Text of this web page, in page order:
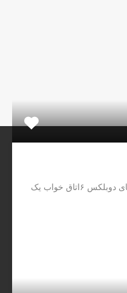
مساحت زمین ۱۰۰۰متر ۲۶۰متر بنای دوبلکس ۶اتاق خواب یک
به فومن جاده جیرده
روبروی ایستگاه قطار----